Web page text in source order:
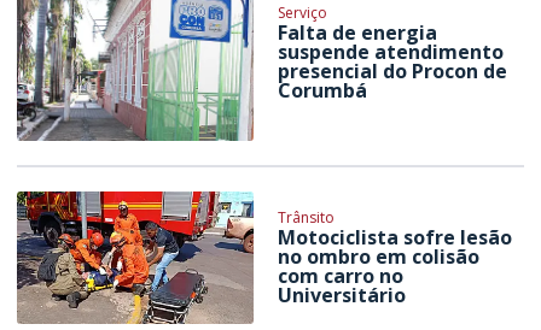
Serviço
Falta de energia
suspende atendimento
presencial do Procon de
Corumbá
Trânsito
Motociclista sofre lesão
no ombro em colisão
com carro no
Universitário